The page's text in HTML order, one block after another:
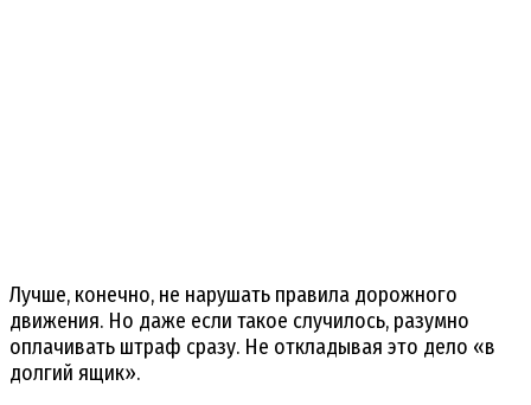
Лучше, конечно, не нарушать правила дорожного
движения. Но даже если такое случилось, разумно
оплачивать штраф сразу. Не откладывая это дело «в
долгий ящик».